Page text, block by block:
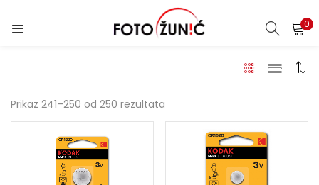
0
Prikaz 241–250 od 250 rezultata